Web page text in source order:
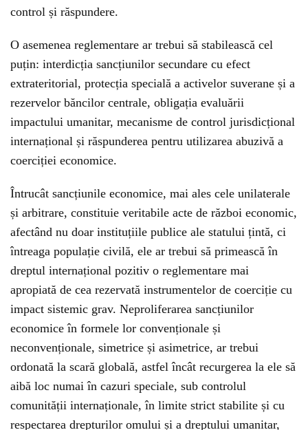
control și răspundere.
O asemenea reglementare ar trebui să stabilească cel
puțin: interdicția sancțiunilor secundare cu efect
extrateritorial, protecția specială a activelor suverane și a
rezervelor băncilor centrale, obligația evaluării
impactului umanitar, mecanisme de control jurisdicțional
internațional și răspunderea pentru utilizarea abuzivă a
coerciției economice.
Întrucât sancțiunile economice, mai ales cele unilaterale
și arbitrare, constituie veritabile acte de război economic,
afectând nu doar instituțiile publice ale statului țintă, ci
întreaga populație civilă, ele ar trebui să primească în
dreptul internațional pozitiv o reglementare mai
apropiată de cea rezervată instrumentelor de coerciție cu
impact sistemic grav. Neproliferarea sancțiunilor
economice în formele lor convenționale și
neconvenționale, simetrice și asimetrice, ar trebui
ordonată la scară globală, astfel încât recurgerea la ele să
aibă loc numai în cazuri speciale, sub controlul
comunității internaționale, în limite strict stabilite și cu
respectarea drepturilor omului și a dreptului umanitar,